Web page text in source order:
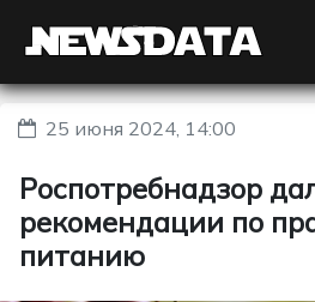
25 июня 2024, 14:00
Роспотребнадзор
рекомендации по
питанию